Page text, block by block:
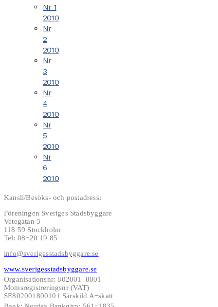
Nr 1
2010
Nr
2
2010
Nr
3
2010
Nr
4
2010
Nr
5
2010
Nr
6
2010
Kansli/Besöks- och postadress:
Föreningen Sveriges Stadsbyggare
Vetegatan 3
118 59 Stockholm
Tel: 08−20 19 85
info@sverigesstadsbyggare.se
www.sverigesstadsbyggare.se
Organisationsnr: 802001−8001
Momsregistreringsnr (VAT)
SE802001800101 Särskild A−skatt